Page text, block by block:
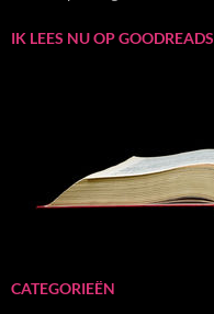
IK LEES NU OP GOODREADS
CATEGORIEËN